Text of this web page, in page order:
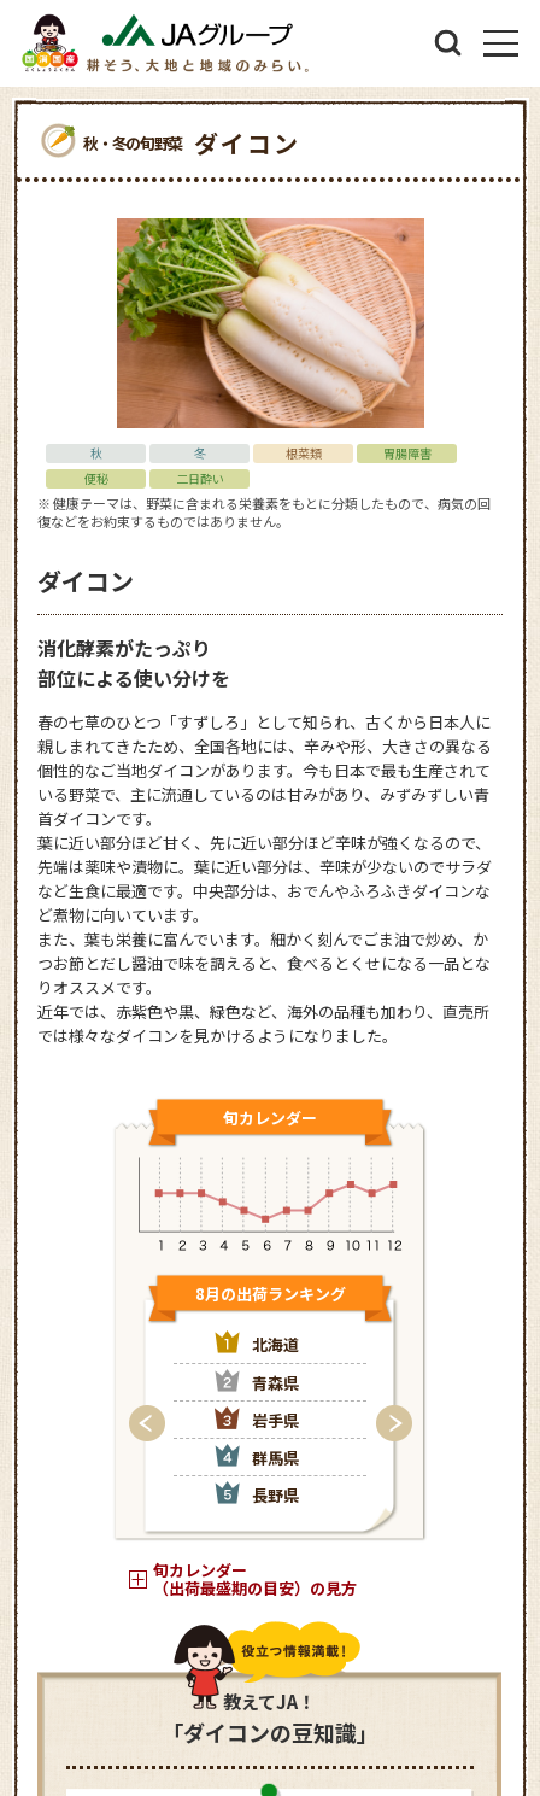
秋・冬の旬野菜 ダイコン
秋 冬 根菜類
胃腸障害
便秘
二日酔い
※ 健康テーマは、野菜に含まれる栄養素をもとに分類したもので、病気の回
復などをお約束するものではありません。
ダイコン
消化酵素がたっぷり
部位による使い分けを
春の七草のひとつ「すずしろ」として知られ、古くから日本人に
親しまれてきたため、全国各地には、辛みや形、大きさの異なる
個性的なご当地ダイコンがあります。今も日本で最も生産されて
いる野菜で、主に流通しているのは甘みがあり、みずみずしい青
首ダイコンです。
葉に近い部分ほど甘く、先に近い部分ほど辛味が強くなるので、
先端は薬味や漬物に。葉に近い部分は、辛味が少ないのでサラダ
など生食に最適です。中央部分は、おでんやふろふきダイコンな
ど煮物に向いています。
また、葉も栄養に富んでいます。細かく刻んでごま油で炒め、か
つお節とだし醤油で味を調えると、食べるとくせになる一品とな
りオススメです。
近年では、赤紫色や黒、緑色など、海外の品種も加わり、直売所
では様々なダイコンを見かけるようになりました。
旬カレンダー
8月の出荷ランキング
北海道
青森県
岩手県
群馬県
長野県
9月の出荷
北
青
岩
栃
群
旬カレンダー
（出荷最盛期の目安）の見方
教えてJA！
「ダイコンの豆知識」